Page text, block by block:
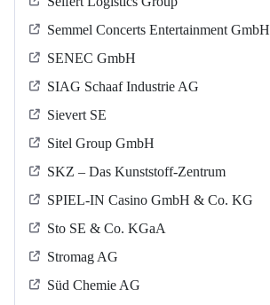
Semmel Concerts Entertainment GmbH
SENEC GmbH
SIAG Schaaf Industrie AG
Sievert SE
Sitel Group GmbH
SKZ – Das Kunststoff-Zentrum
SPIEL-IN Casino GmbH & Co. KG
Sto SE & Co. KGaA
Stromag AG
Süd Chemie AG